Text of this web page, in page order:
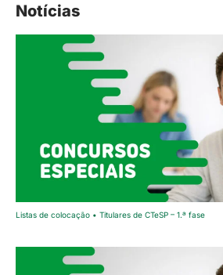
Notícias
Listas de colocação • Titulares de CTeSP – 1.ª fase